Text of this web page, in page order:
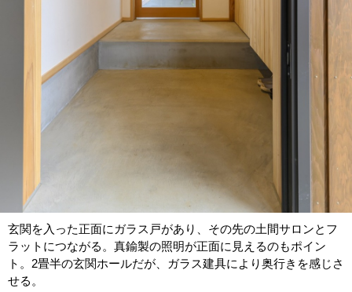
玄関を入った正面にガラス戸があり、その先の土間サロンとフ
ラットにつながる。真鍮製の照明が正面に見えるのもポイン
ト。2畳半の玄関ホールだが、ガラス建具により奥行きを感じさ
せる。